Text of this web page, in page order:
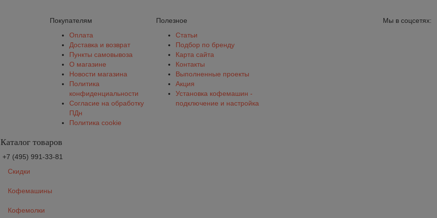
Покупателям
Оплата
Доставка и возврат
Пункты самовывоза
О магазине
Новости магазина
Политика
конфиденциальности
Согласие на обработку
ПДн
Политика cookie
Полезное
Статьи
Подбор по бренду
Карта сайта
Контакты
Выполненные проекты
Акция
Установка кофемашин -
подключение и настройка
Мы в соцсетях:
Каталог товаров
+7 (495) 991-33-81
Скидки
Кофемашины
Кофемолки